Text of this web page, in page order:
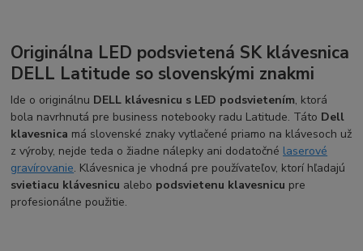
Originálna LED podsvietená SK klávesnica
DELL Latitude so slovenskými znakmi
Ide o originálnu DELL klávesnicu s LED podsvietením, ktorá
bola navrhnutá pre business notebooky radu Latitude. Táto Dell
klavesnica má slovenské znaky vytlačené priamo na klávesoch už
z výroby, nejde teda o žiadne nálepky ani dodatočné laserové
gravírovanie. Klávesnica je vhodná pre používateľov, ktorí hľadajú
svietiacu klávesnicu alebo podsvietenu klavesnicu pre
profesionálne použitie.